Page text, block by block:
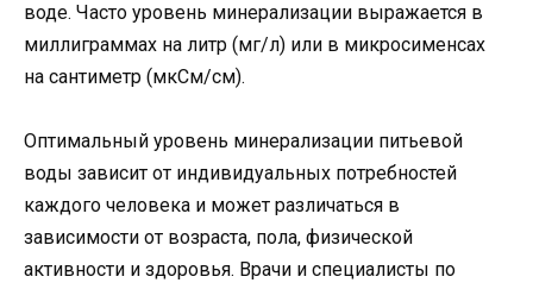
воде. Часто уровень минерализации выражается в
миллиграммах на литр (мг/л) или в микросименсах
на сантиметр (мкСм/см).
Оптимальный уровень минерализации питьевой
воды зависит от индивидуальных потребностей
каждого человека и может различаться в
зависимости от возраста, пола, физической
активности и здоровья. Врачи и специалисты по